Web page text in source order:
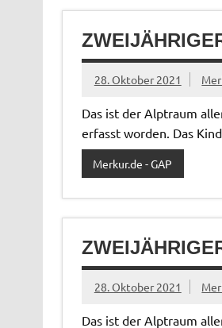
28. Oktober 2021
Das ist der Alptraum
erfasst worden. Das
Merkur.de - GAP
28. Oktober 2021
Das ist der Alptraum